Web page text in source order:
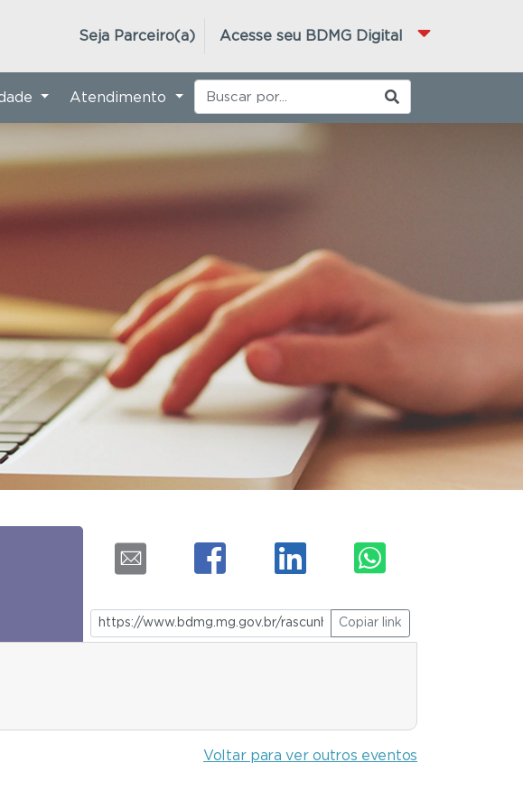
Acesse seu BDMG Digital
Seja Parceiro(a)
Atendimento
Copiar link
Voltar para ver outros eventos